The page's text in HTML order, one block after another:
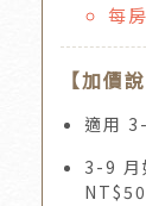
每
【加價
適用
3-9 月